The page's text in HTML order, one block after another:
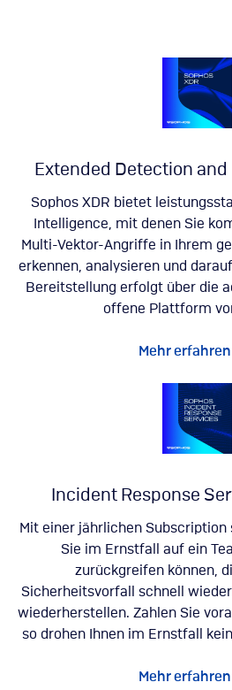
Extended Detection and
Sophos XDR bietet
Intelligence, mit denen Sie
Multi-Vektor-Angriffe in Ihrem
erkennen, analysieren und
Bereitstellung erfolgt über die
offene Plattform
Mehr erfahren
Incident Response
Mit einer jährlichen Subscription
Sie im Ernstfall auf ein
zurückgreifen können,
Sicherheitsvorfall schnell
wiederherstellen. Zahlen Sie
so drohen Ihnen im Ernstfall
Mehr erfahren